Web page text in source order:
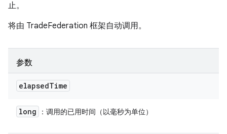
止。
将由 TradeFederation 框架自动调用。
参数
elapsedTime
long ：调用的已用时间（以毫秒为单位）